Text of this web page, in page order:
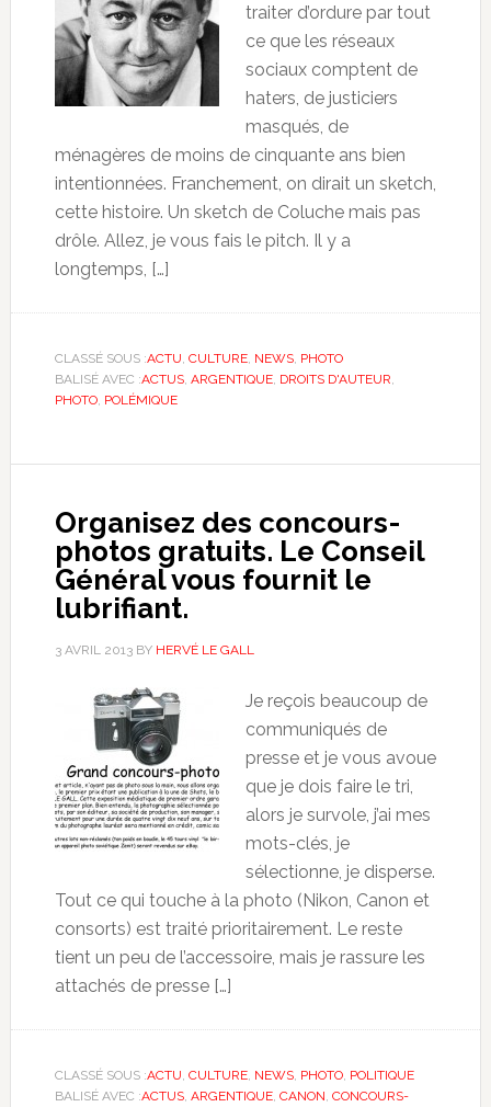
traiter d’ordure par tout
ce que les réseaux
sociaux comptent de
haters, de justiciers
masqués, de
ménagères de moins de cinquante ans bien
intentionnées. Franchement, on dirait un sketch,
cette histoire. Un sketch de Coluche mais pas
drôle. Allez, je vous fais le pitch. Il y a
longtemps, […]
CLASSÉ SOUS :ACTU CULTURE, NEWS, PHOTO
BALISÉ AVEC :ACTUS, ARGENTIQUE, DROITS D'AUTEUR
PHOTO, POLÉMIQUE
Organisez des concours-
photos gratuits. Le Conseil
Général vous fournit le
lubrifiant.
3 AVRIL 2013BY HERVÉ LE GALL
Je reçois beaucoup de
communiqués de
presse et je vous avoue
que je dois faire le tri,
alors je survole, j’ai mes
mots-clés, je
sélectionne, je disperse.
Tout ce qui touche à la photo (Nikon, Canon et
consorts) est traité prioritairement. Le reste
tient un peu de l’accessoire, mais je rassure les
attachés de presse […]
CLASSÉ SOUS :ACTU CULTURE, NEWS, PHOTO, POLITIQUE
BALISÉ AVEC :ACTUS, ARGENTIQUE, CANON CONCOURS-